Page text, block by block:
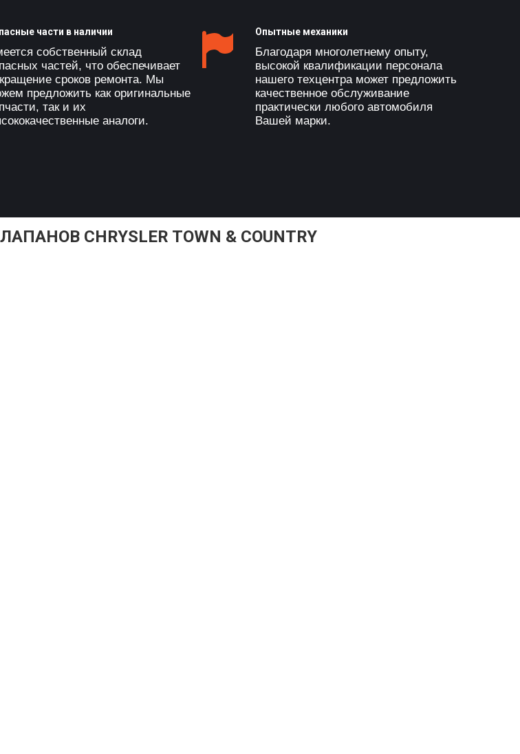
части в наличии
собственный склад
частей, что обеспечивает
сроков ремонта. Мы
предложить как оригинальные
так и их
аналоги.
Опытные механики
Благодаря многолетнему опыту,
высокой квалификации персонала
нашего техцентра может предложить
качественное обслуживание
практически любого автомобиля
Вашей марки.
CHRYSLER TOWN & COUNTRY